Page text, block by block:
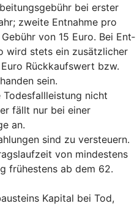
bei erster
zweite Entnahme pro
von 15 Euro. Bei Ent­
wird stets ein zu­sätz­li­cher
Rück­kaufs­wert bzw.
sein.
nicht
fällt nur bei einer
an.
sind zu versteu­ern.
von mindestens
frühestens ab dem 62.
Kapital bei Tod,